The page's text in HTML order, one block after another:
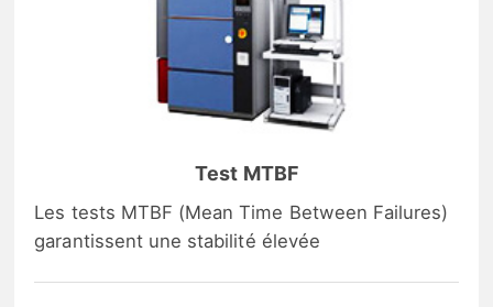
Test MTBF
Les tests MTBF (Mean Time Between Failures)
garantissent une stabilité élevée